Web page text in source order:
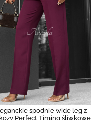
spodnie wide leg z
Perfect Timing śliwkowe